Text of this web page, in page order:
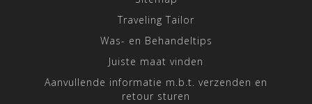
Traveling Tailor
Was- en Behandeltips
Juiste maat vinden
Aanvullende informatie m.b.t. verzenden en
retour sturen